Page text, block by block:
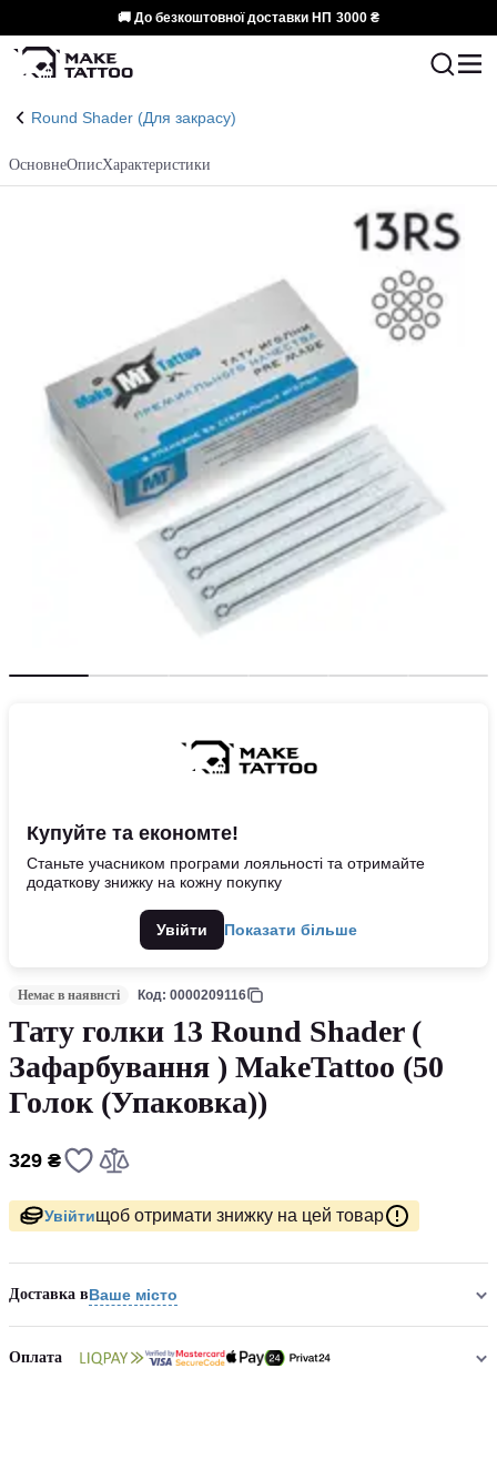
🚚 До безкоштовної доставки НП 3000 ₴
Round Shader (Для закрасу)
ОсновнеОписХарактеристики
Купуйте та економте!
Станьте учасником програми лояльності та отримайте
додаткову знижку на кожну покупку
Увійти Показати більше
Немає в наявнсті Код: 0000209116
Тату голки 13 Round Shader (
Зафарбування ) MakeTattoo (50
Голок (Упаковка))
329 ₴
Увійтищоб отримати знижку на цей товар
Доставка вВаше місто
Оплата